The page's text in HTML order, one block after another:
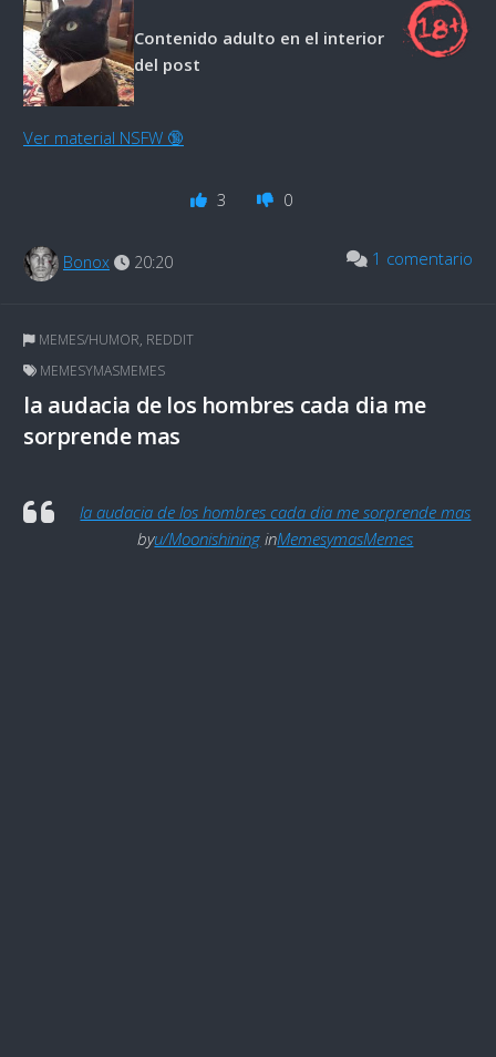
Contenido adulto en el interior
del post
Ver material NSFW 🔞
3 0
Bonox 20:20 1 comentario
MEMES/HUMOR, REDDIT
MEMESYMASMEMES
la audacia de los hombres cada dia me
sorprende mas
la audacia de los hombres cada dia me sorprende mas
byu/Moonishining inMemesymasMemes